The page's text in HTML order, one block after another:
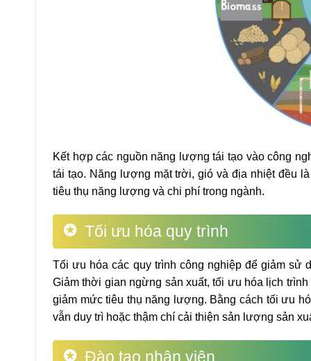
Kết hợp các nguồn năng lượng tái tạo vào công
tái tạo. Năng lượng mặt trời, gió và địa nhiệt đều
tiêu thụ năng lượng và chi phí trong ngành.
Tối ưu hóa quy trình
Tối ưu hóa các quy trình công nghiệp để giảm sử
Giảm thời gian ngừng sản xuất, tối ưu hóa lịch
giảm mức tiêu thụ năng lượng. Bằng cách tối ưu
vẫn duy trì hoặc thậm chí cải thiện sản lượng sản
Đào tạo nhân viên